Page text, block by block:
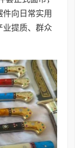
向日常实用
业提质、群众